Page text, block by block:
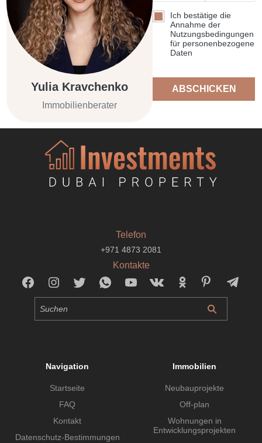
Yulia Kravchenko
Immobilienberater
Ich bestätige die
Annahme der
Nutzungsbedingungen
für personenbezogene
Daten
ABSCHICKEN
Telefon
+971 4873 2081
Kontakte
Navigation
Startseite
FAQ
Kontakt
Datenschutz-Bestimmungen
Immobilien
Neubauprojekte
Off-plan
Wohnungen in
Entwicklungsprojekten